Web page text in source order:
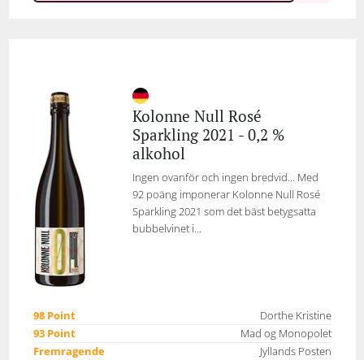
Kolonne Null Rosé
Sparkling 2021 - 0,2 %
alkohol
Ingen ovanför och ingen bredvid... Med
92 poäng imponerar Kolonne Null Rosé
Sparkling 2021 som det bäst betygsatta
bubbelvinet i...
98 Point
Dorthe Kristine
93 Point
Mad og Monopolet
Fremragende
Jyllands Posten